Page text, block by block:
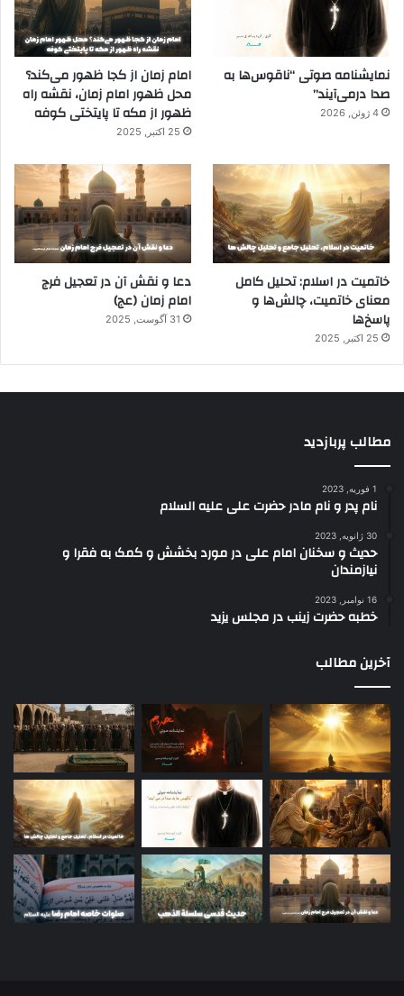
نمایشنامه صوتی “ناقوس‌ها به
صدا در‌می‌آیند”
4 ژوئن, 2026
امام زمان از کجا ظهور می‌کند؟
محل ظهور امام زمان، نقشه راه
ظهور از مکه تا پایتختی کوفه
25 اکتبر, 2025
خاتمیت در اسلام: تحلیل کامل
معنای خاتمیت، چالش‌ها و
پاسخ‌ها
25 اکتبر, 2025
دعا و نقش آن در تعجیل فرج
امام زمان (عج)
31 آگوست, 2025
مطالب پربازدید
1 فوریه, 2023
نام پدر و نام مادر حضرت علی علیه السلام
30 ژانویه, 2023
حدیث و سخنان امام علی در مورد بخشش و کمک به فقرا و
نیازمندان
16 نوامبر, 2023
خطبه حضرت زینب در مجلس یزید
آخرین مطالب